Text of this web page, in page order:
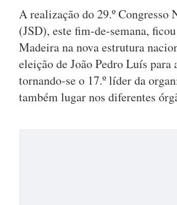
A realização do 29.º Congresso
(JSD), este fim-de-semana,
Madeira na nova estrutura
eleição de João Pedro Luís
tornando-se o 17.º líder da
também lugar nos diferentes